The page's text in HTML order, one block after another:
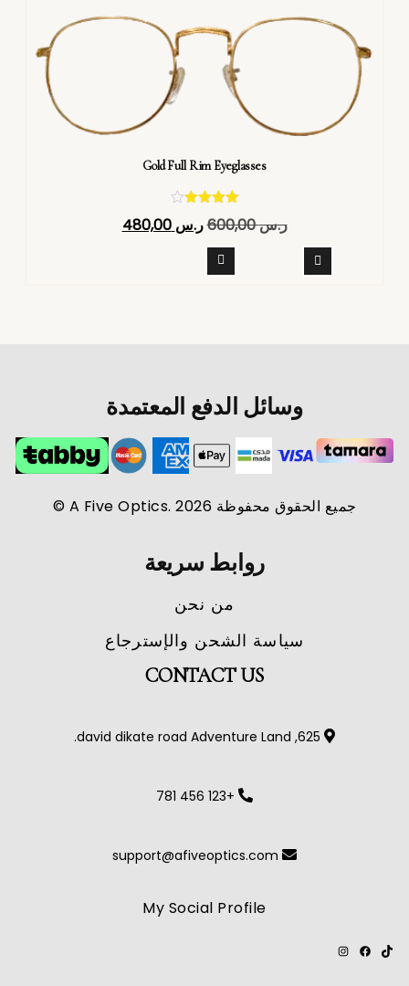
Gold Full Rim Eyeglasses
4.40
ر.س600,00 ر.س 480,00
وسائل الدفع المعتمدة
جميع الحقوق محفوظة A Five Optics. 2026 ©
روابط سريعة
من نحن
سياسة الشحن والإسترجاع
CONTACT US
625, david dikate road Adventure Land.
+123 456 781
support@afiveoptics.com
My Social Profile